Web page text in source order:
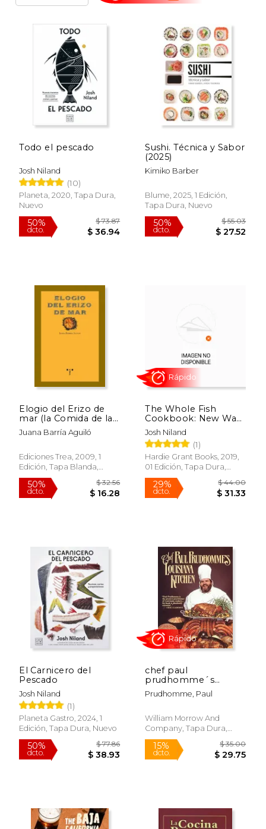
Todo el pescado
Josh Niland
(10)
Planeta, 2020, Tapa Dura,
Nuevo
50%
dcto.
Sushi. Técnica y Sabor
(2025)
Kimiko Barber
Blume, 2025, 1 Edición,
Tapa Dura, Nuevo
Elogio del Erizo de
mar (la Comida de la
Vida)
Juana Barría Aguiló
Ediciones Trea, 2009, 1
Edición, Tapa Blanda,
Nuevo
50%
dcto. $ 16.28
The Whole Fish
Cookbook: New Ways
to Cook, eat and
Think (en Inglés)
Josh Niland
(1)
Hardie Grant Books, 2019,
01 Edición, Tapa Dura,
Nuevo
29%
dcto.
Rápido
El Carnicero del
Pescado
Josh Niland
(1)
Planeta Gastro, 2024, 1
Edición, Tapa Dura, Nuevo
chef paul
prudhomme´s
louisiana kitchen (en
Inglés)
Prudhomme, Paul
William Morrow And
Company, Tapa Dura,
Nuevo
Rápido